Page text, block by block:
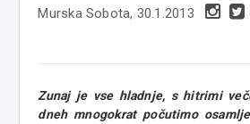
Murska Sobota, 30.1.2013
Zunaj je vse hladnje, s hitrimi
dneh mnogokrat počutimo